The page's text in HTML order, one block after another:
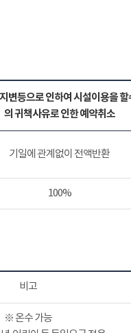
변등으로 인하여 시설이용을 할
의 귀책사유로 인한 예약취소
기일에 관계없이 전액반환
100%
비고
※ 온수 가능